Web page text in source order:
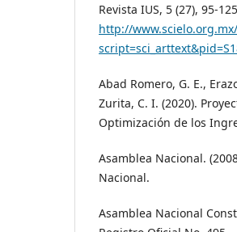
Revista IUS, 5 (27), 95-
http://
Abad Romero, G. E.,
Zurita, C. I. (2020).
Optimización de los
Asamblea Nacional.
Nacional.
Asamblea Nacional